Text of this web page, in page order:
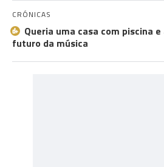
CRÓNICAS
Queria uma casa com piscina
futuro da música